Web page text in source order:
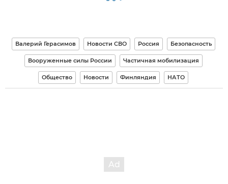
Валерий Герасимов Новости СВО Россия Безопасность
Вооруженные силы России Частичная мобилизация
Общество Новости Финляндия НАТО